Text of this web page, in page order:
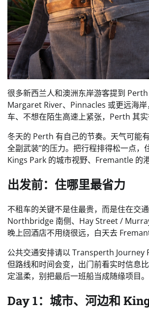
很多新西兰人和澳洲东岸游客提到
Margaret River、Pinnacles 或更远海
车、不想在陌生高速上紧张，Perth 其实
冬天的 Perth 有自己的节奏。天气可能
全副武装”的压力。把行程排得松一点
Kings Park 的城市视野、Fremantle 的
出发前：住哪里最省力
不租车的关键不是住最贵，而是住在
Northbridge 南侧、Hay Street /
晚上回酒店不用绕很远，白天去
公共交通安排请以 Transperth Journey
但路线和时间会变，出门前看实时信息
定温柔，别把最后一班船当成随缘项目。
Day 1：城市、河边和